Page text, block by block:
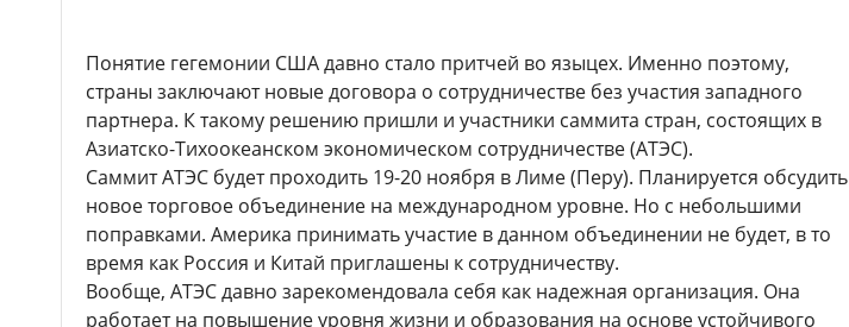
Понятие гегемонии США давно стало притчей во языцех. Именно поэтому,
страны заключают новые договора о сотрудничестве без участия западного
партнера. К такому решению пришли и участники саммита стран, состоящих в
Азиатско-Тихоокеанском экономическом сотрудничестве (АТЭС).
Саммит АТЭС будет проходить 19-20 ноября в Лиме (Перу). Планируется обсудить
новое торговое объединение на международном уровне. Но с небольшими
поправками. Америка принимать участие в данном объединении не будет, в то
время как Россия и Китай приглашены к сотрудничеству.
Вообще, АТЭС давно зарекомендовала себя как надежная организация. Она
работает на повышение уровня жизни и образования на основе устойчивого